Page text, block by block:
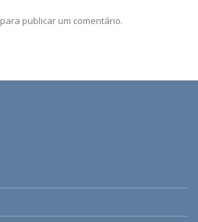
para publicar um comentário.